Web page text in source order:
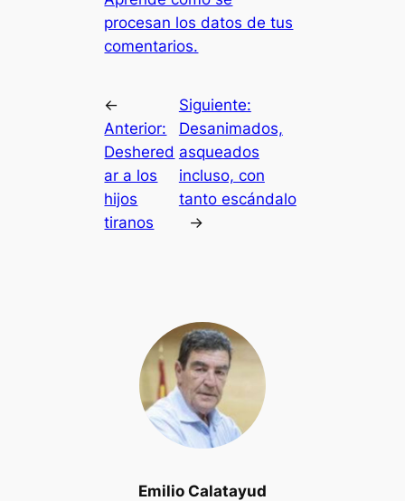
Emilio Calatayud
procesan los datos de tus
comentarios.
←
Anterior:
Deshered
ar a los
hijos
tiranos
Siguiente:
Desanimados,
asqueados
incluso, con
tanto escándalo
→